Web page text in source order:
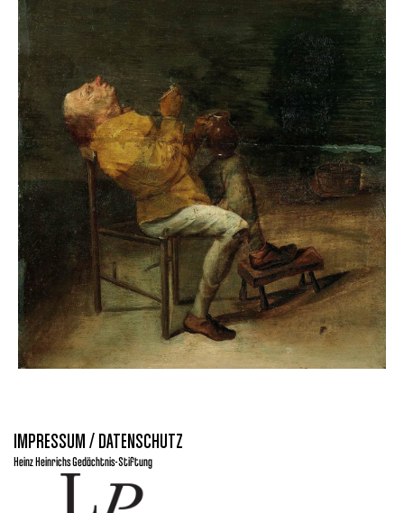
IMPRESSUM / DATENSCHUTZ
Heinz Heinrichs Gedächtnis-Stiftung